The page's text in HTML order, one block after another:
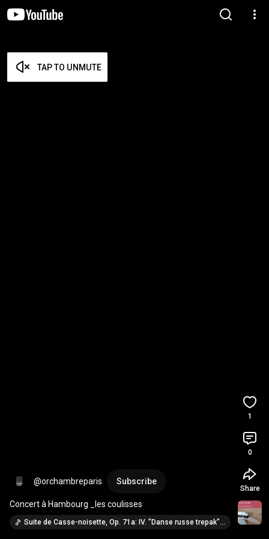
TAP TO UNMUTE
@orchambreparis Subscribe
Concert à Hambourg _les coulisses
Suite de Casse-noisette, Op. 71a: IV. "Danse russe trepak", tempo di trepak, molto vivace · Jos van Immerseel & Anima Eterna
1
0
Share